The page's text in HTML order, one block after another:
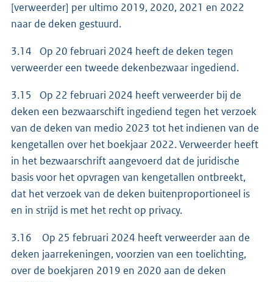
[verweerder] per ultimo 2019, 2020, 2021 en 2022
naar de deken gestuurd.
3.14 Op 20 februari 2024 heeft de deken tegen
verweerder een tweede dekenbezwaar ingediend.
3.15 Op 22 februari 2024 heeft verweerder bij de
deken een bezwaarschift ingediend tegen het verzoek
van de deken van medio 2023 tot het indienen van de
kengetallen over het boekjaar 2022. Verweerder heeft
in het bezwaarschrift aangevoerd dat de juridische
basis voor het opvragen van kengetallen ontbreekt,
dat het verzoek van de deken buitenproportioneel is
en in strijd is met het recht op privacy.
3.16 Op 25 februari 2024 heeft verweerder aan de
deken jaarrekeningen, voorzien van een toelichting,
over de boekjaren 2019 en 2020 aan de deken